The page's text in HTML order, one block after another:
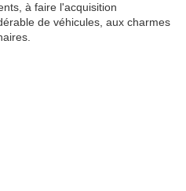
à faire l'acquisition
de véhicules, aux charmes